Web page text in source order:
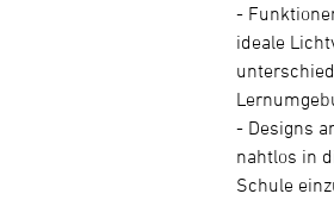
-
ideale
- Designs
nahtlos in
Schule